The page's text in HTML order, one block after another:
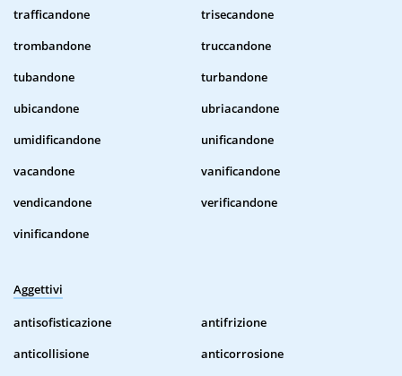
trafficandone
trisecandone
trombandone
truccandone
tubandone
turbandone
ubicandone
ubriacandone
umidificandone
unificandone
vacandone
vanificandone
vendicandone
verificandone
vinificandone
Aggettivi
antisofisticazione
antifrizione
anticollisione
anticorrosione